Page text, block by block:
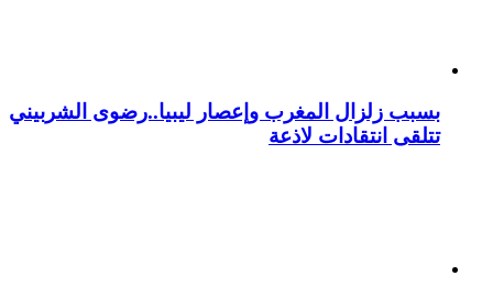
بسبب زلزال المغرب وإعصار ليبيا..رضوى الشربيني
تتلقى انتقادات لاذعة